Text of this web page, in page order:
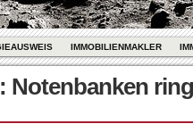
IMMOBILIENMAKLER
Notenbanken